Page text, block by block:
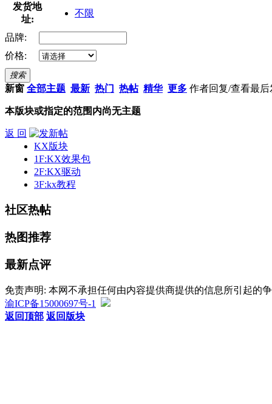
发货地
址:
不限
品牌:
价格:
搜索
新窗 全部主题 最新 热门 热帖 精华 更多 作者回复/查看最后
本版块或指定的范围内尚无主题
返 回
KX版块
1F:KX效果包
2F:KX驱动
3F:kx教程
社区热帖
热图推荐
最新点评
免责声明: 本网不承担任何由内容提供商提供的信息所引起的
渝ICP备15000697号-1
返回顶部 返回版块